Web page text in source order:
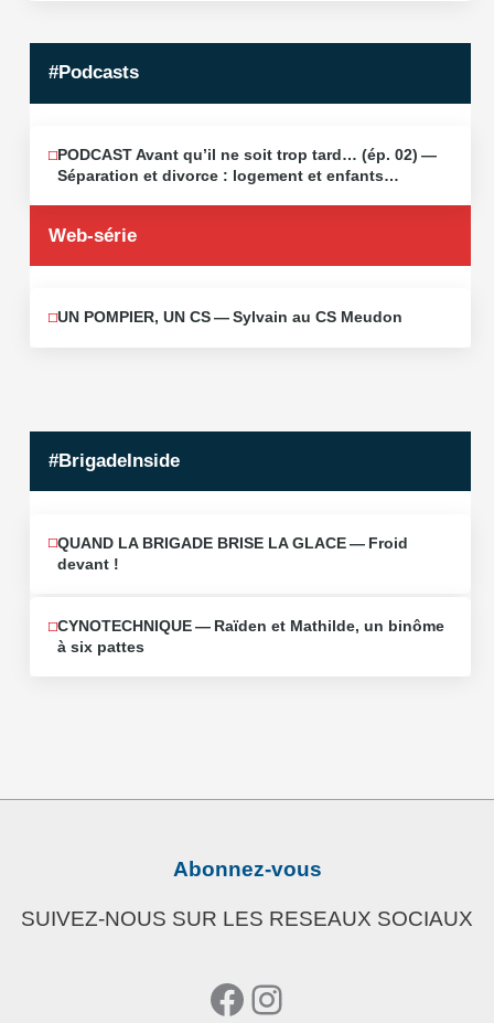
#Podcasts
MAI
13
2026
PODCAST Avant qu’il ne soit trop tard… (ép. 02) —
Séparation et divorce : logement et enfants…
Web-série
MAI
UN POMPIER, UN CS — Sylvain au CS Meudon
#BrigadeInside
QUAND LA BRIGADE BRISE LA GLACE — Froid
devant !
CYNOTECHNIQUE — Raïden et Mathilde, un binôme
à six pattes
Abonnez-vous
SUIVEZ-NOUS SUR LES RESEAUX SOCIAUX
Facebook
Instagram